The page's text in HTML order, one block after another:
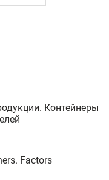
Контейнеры
Factors